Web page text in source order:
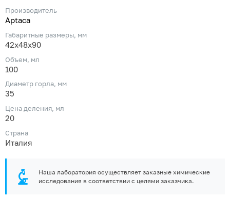
Производитель
Aptaca
Габаритные размеры, мм
42х48х90
Объем, мл
100
Диаметр горла, мм
35
Цена деления, мл
20
Страна
Италия
Наша лаборатория осуществляет заказные химические
исследования в соответствии с целями заказчика.